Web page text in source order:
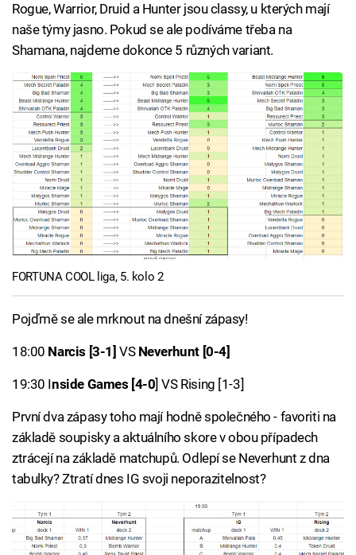
Rogue, Warrior, Druid a Hunter jsou classy, u kterých mají
naše týmy jasno. Pokud se ale podíváme třeba na
Shamana, najdeme dokonce 5 různých variant.
FORTUNA COOL liga, 5. kolo 2
Pojďmě se ale mrknout na dnešní zápasy!
18:00 Narcis [3-1] VS Neverhunt [0-4]
19:30 Inside Games [4-0] VS Rising [1-3]
První dva zápasy toho mají hodně společného - favoriti na
základě soupisky a aktuálního skore v obou případech
ztrácejí na základě matchupů. Odlepí se Neverhunt z dna
tabulky? Ztratí dnes IG svoji neporazitelnost?